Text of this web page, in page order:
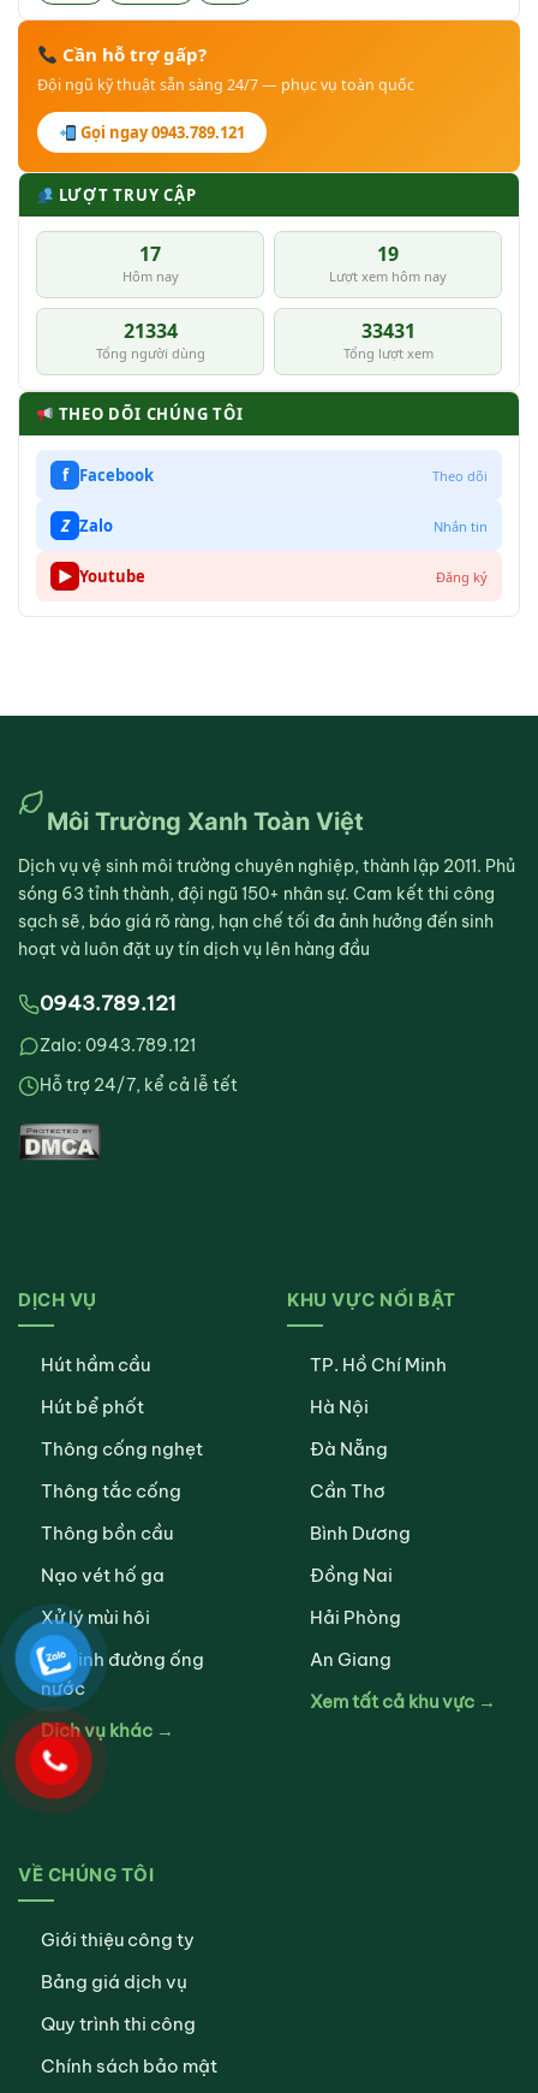
Cần hỗ trợ gấp?
Đội ngũ kỹ thuật sẵn sàng 24/7 — phục vụ toàn quốc
Gọi ngay 0943.789.121
LƯỢT TRUY CẬP
17
Hôm nay
19
Lượt xem hôm nay
21334
Tổng người dùng
33431
Tổng lượt xem
THEO DÕI CHÚNG TÔI
f Facebook Theo dõi
Z Zalo Nhắn tin
▶ Youtube Đăng ký
Môi Trường Xanh Toàn Việt
Dịch vụ vệ sinh môi trường chuyên nghiệp, thành lập 2011. Phủ
sóng 63 tỉnh thành, đội ngũ 150+ nhân sự. Cam kết thi công
sạch sẽ, báo giá rõ ràng, hạn chế tối đa ảnh hưởng đến sinh
hoạt và luôn đặt uy tín dịch vụ lên hàng đầu
0943.789.121
Zalo: 0943.789.121
Hỗ trợ 24/7, kể cả lễ tết
DỊCH VỤ
Hút hầm cầu
Hút bể phốt
Thông cống nghẹt
Thông tắc cống
Thông bồn cầu
Nạo vét hố ga
Xử lý mùi hôi
Vệ sinh đường ống
nước
Dịch vụ khác →
KHU VỰC NỔI BẬT
TP. Hồ Chí Minh
Hà Nội
Đà Nẵng
Cần Thơ
Bình Dương
Đồng Nai
Hải Phòng
An Giang
Xem tất cả khu vực →
VỀ CHÚNG TÔI
Giới thiệu công ty
Bảng giá dịch vụ
Quy trình thi công
Chính sách bảo mật